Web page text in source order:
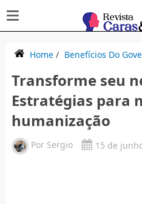
Home/ Benefícios Do
Transforme seu
Estratégias para
humanização
Por Sergio 15 de